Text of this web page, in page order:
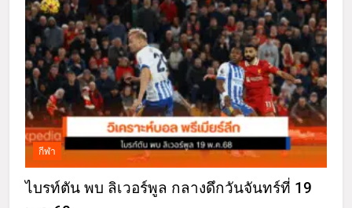
กีฬา
ไบรท์ตัน พบ ลิเวอร์พูล กลางดึกวันจันทร์ที่ 19